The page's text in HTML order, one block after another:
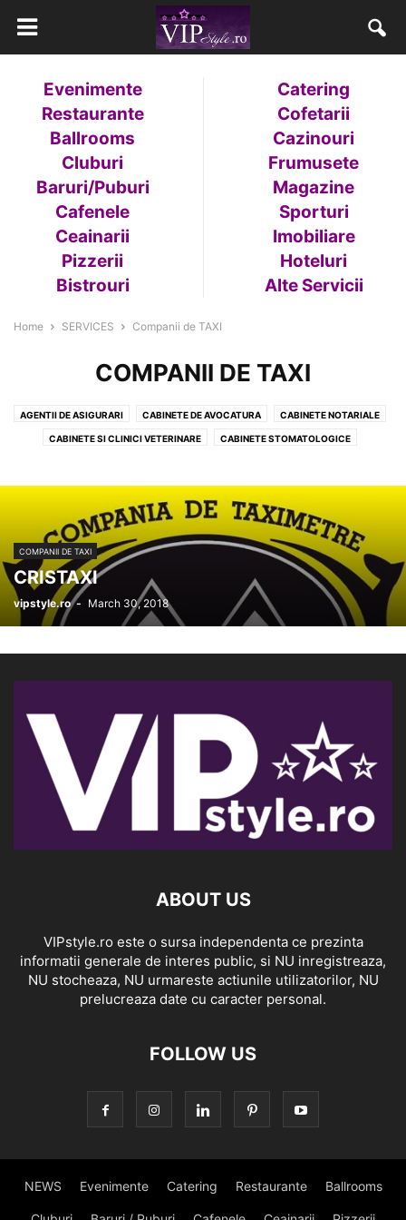
Evenimente
Restaurante
Ballrooms
Cluburi
Baruri/Puburi
Cafenele
Ceainarii
Pizzerii
Bistrouri
Catering
Cofetarii
Cazinouri
Frumusete
Magazine
Sporturi
Imobiliare
Hoteluri
Alte Servicii
Home SERVICES Companii de TAXI
COMPANII DE TAXI
AGENTII DE ASIGURARI CABINETE DE AVOCATURA CABINETE NOTARIALE
CABINETE SI CLINICI VETERINARE CABINETE STOMATOLOGICE
EXPERTI CONTABILI FARMACII FLORARII LABORATOARE ANALIZE
PROFIL RECOMANDAT SERVICII RENT A CAR & LIMUZINE
SERVICE-URI AUTO SERVICII BANCARE SERVICII CURIERAT
SPALATORII AUTO TELECOMUNICATII & IT
TRANSPORT PRIVAT DE PERSOANE
COMPANII DE TAXI
CRISTAXI
vipstyle.ro - March 30, 2018
ABOUT US
VIPstyle.ro este o sursa independenta ce prezinta
informatii generale de interes public, si NU inregistreaza,
NU stocheaza, NU urmareste actiunile utilizatorilor, NU
prelucreaza date cu caracter personal.
FOLLOW US
NEWS Evenimente Catering Restaurante Ballrooms